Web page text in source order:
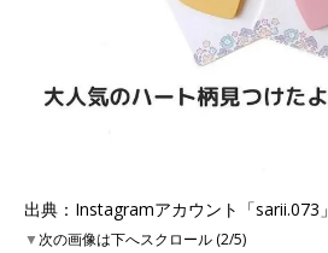
出典：Instagramアカウント「sarii.073」
▼次の画像は下へスクロール (2/5)